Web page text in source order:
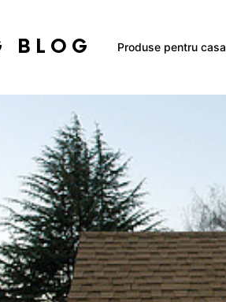
BLOG Produse pentru casa